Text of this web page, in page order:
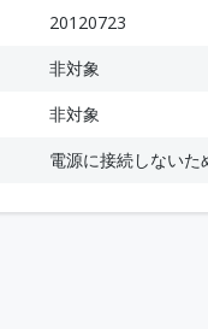
20120723
非対象
非対象
電源に接続しないた